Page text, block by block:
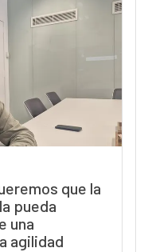
que la
pueda
una
agilidad